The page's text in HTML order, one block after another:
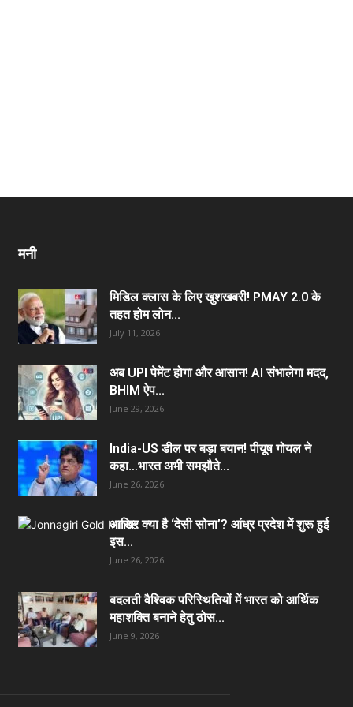
मनी
मिडिल क्लास के लिए खुशखबरी! PMAY 2.0 के
तहत होम लोन...
July 11, 2026
अब UPI पेमेंट होगा और आसान! AI संभालेगा मदद,
BHIM ऐप...
June 29, 2026
India-US डील पर बड़ा बयान! पीयूष गोयल ने
कहा…भारत अभी समझौते...
June 26, 2026
आखिर क्या है ‘देसी सोना’? आंध्र प्रदेश में शुरू हुई
इस...
June 26, 2026
बदलती वैश्विक परिस्थितियों में भारत को आर्थिक
महाशक्ति बनाने हेतु ठोस...
June 9, 2026